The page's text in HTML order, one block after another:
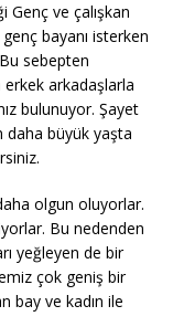
Genç ve çalışkan
bayanı isterken
sebepten
arkadaşlarla
bulunuyor. Şayet
daha büyük yaşta
olgun oluyorlar.
Bu nedenden
yeğleyen de bir
çok geniş bir
bay ve kadın ile